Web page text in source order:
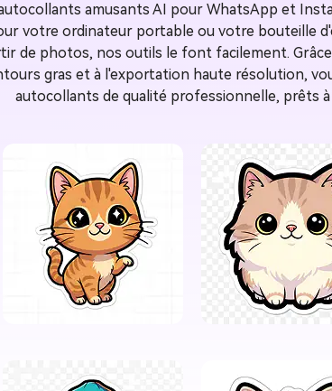
amusants AI pour WhatsApp et
votre ordinateur portable ou votre bouteille
de photos, nos outils le font facilement.
gras et à l'exportation haute résolution,
autocollants de qualité professionnelle, prêts